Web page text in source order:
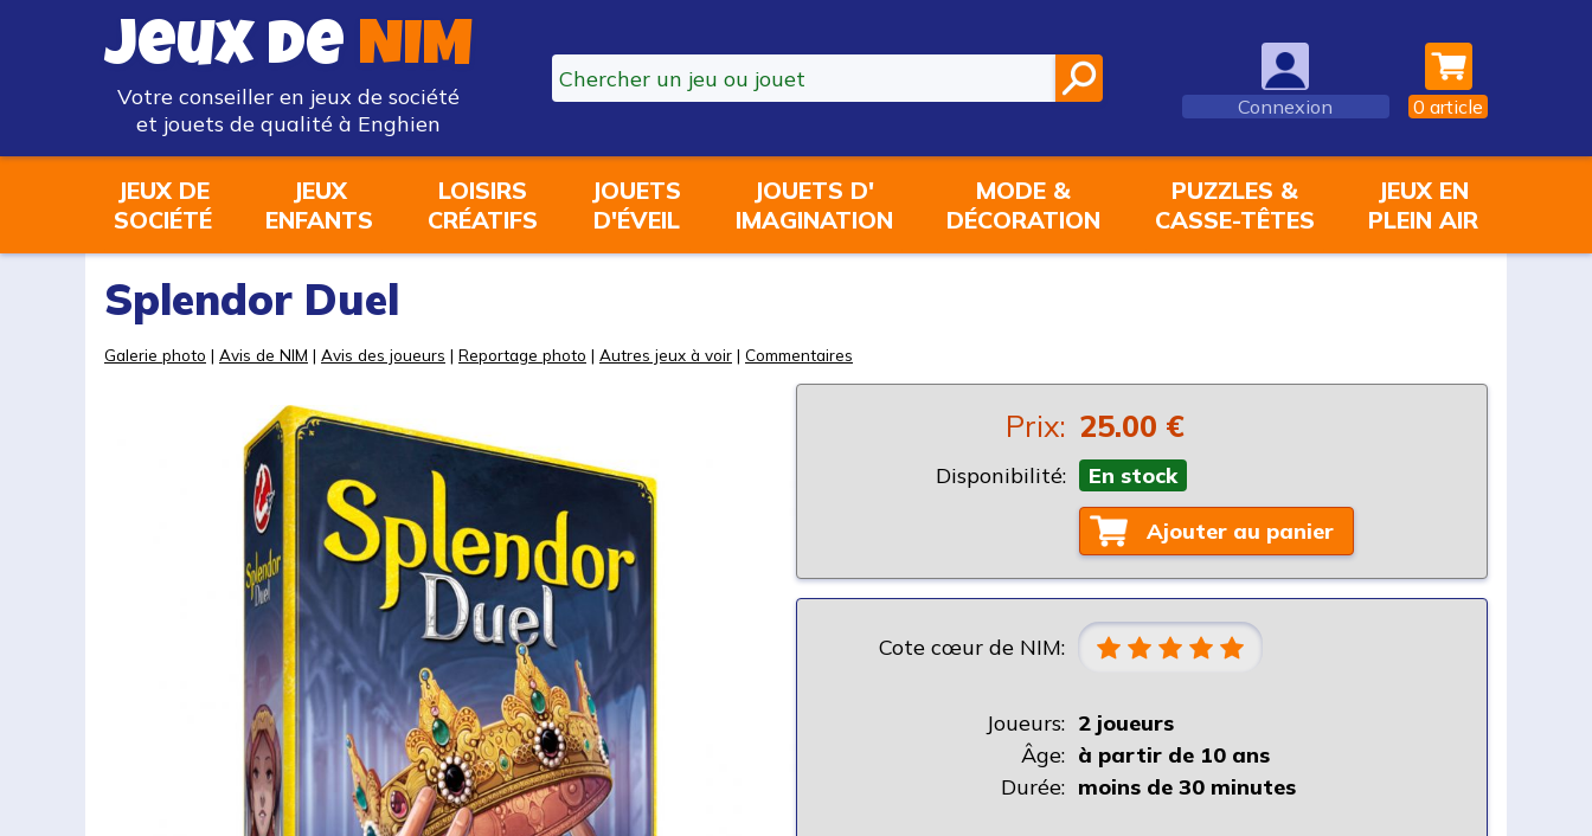
Jeux de NIM
Votre conseiller en jeux de société
et jouets de qualité à Enghien
Connexion 0 article
JEUX DE
SOCIÉTÉ
JEUX
ENFANTS
LOISIRS
CRÉATIFS
JOUETS
D'ÉVEIL
JOUETS D'
IMAGINATION
MODE &
DÉCORATION
PUZZLES &
CASSE-TÊTES
JEUX EN
PLEIN AIR
Splendor Duel
Galerie photo | Avis de NIM | Avis des joueurs | Reportage photo | Autres jeux à voir | Commentaires
Prix: 25.00 €
Disponibilité: En stock
Ajouter au panier
Cote cœur de NIM:
Joueurs: 2 joueurs
Âge: à partir de 10 ans
Durée: moins de 30 minutes